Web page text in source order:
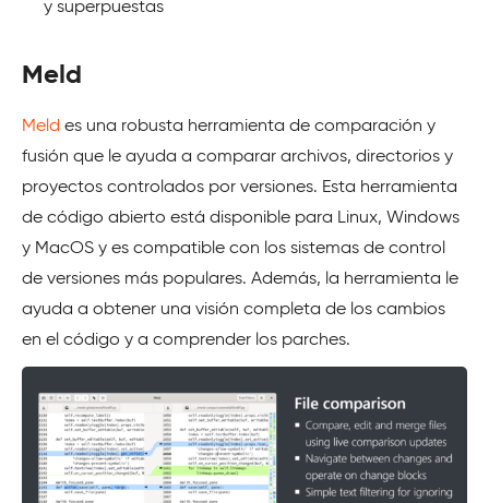
y superpuestas
Meld
Meld es una robusta herramienta de comparación y
fusión que le ayuda a comparar archivos, directorios y
proyectos controlados por versiones. Esta herramienta
de código abierto está disponible para Linux, Windows
y MacOS y es compatible con los sistemas de control
de versiones más populares. Además, la herramienta le
ayuda a obtener una visión completa de los cambios
en el código y a comprender los parches.